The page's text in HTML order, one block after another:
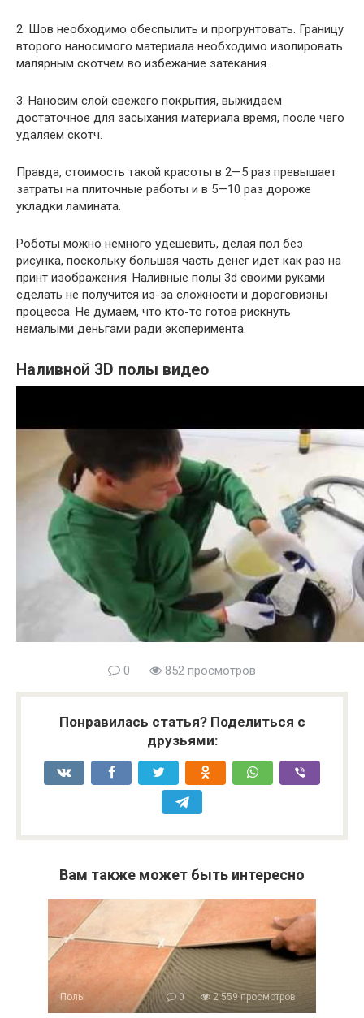
2. Шов необходимо обеспылить и прогрунтовать. Границу
второго наносимого материала необходимо изолировать
малярным скотчем во избежание затекания.
3. Наносим слой свежего покрытия, выжидаем
достаточное для засыхания материала время, после чего
удаляем скотч.
Правда, стоимость такой красоты в 2—5 раз превышает
затраты на плиточные работы и в 5—10 раз дороже
укладки ламината.
Роботы можно немного удешевить, делая пол без
рисунка, поскольку большая часть денег идет как раз на
принт изображения. Наливные полы 3d своими руками
сделать не получится из-за сложности и дороговизны
процесса. Не думаем, что кто-то готов рискнуть
немалыми деньгами ради эксперимента.
Наливной 3D полы видео
Watch this video on YouTube Embedded with WP YouTube Lyte.
0 852 просмотров
Понравилась статья? Поделиться с
друзьями:
Вам также может быть интересно
Полы 0 2 559 просмотров